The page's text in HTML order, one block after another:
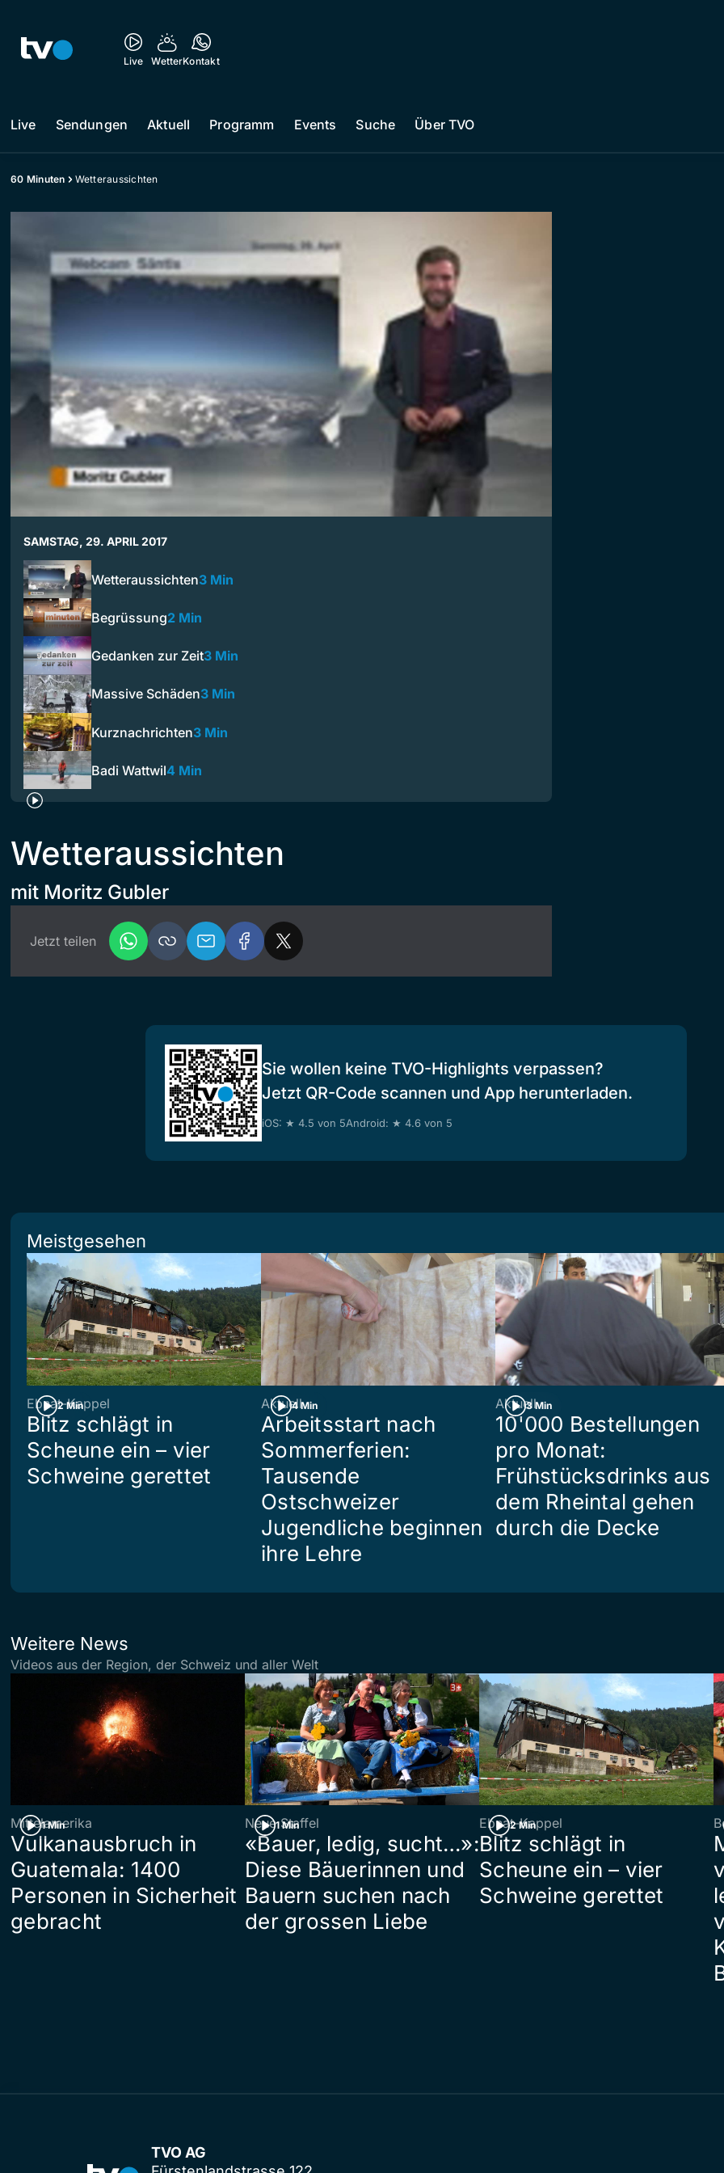
Live WetterKontakt
Live Sendungen Aktuell Programm Events Suche Über TVO
60 Minuten Wetteraussichten
SAMSTAG, 29. APRIL 2017
Wetteraussichten3 Min
Begrüssung2 Min
Gedanken zur Zeit3 Min
Massive Schäden3 Min
Kurznachrichten3 Min
Badi Wattwil4 Min
Wetteraussichten
mit Moritz Gubler
Jetzt teilen
Sie wollen keine TVO-Highlights verpassen?
Jetzt QR-Code scannen und App herunterladen.
iOS: ★ 4.5 von 5Android: ★ 4.6 von 5
Meistgesehen
2 Min
Ebnat-Kappel
Blitz schlägt in
Scheune ein – vier
Schweine gerettet
4 Min
Aktuell
Arbeitsstart nach
Sommerferien:
Tausende
Ostschweizer
Jugendliche beginnen
ihre Lehre
3 Min
Aktuell
10'000 Bestellungen
pro Monat:
Frühstücksdrinks aus
dem Rheintal gehen
durch die Decke
Weitere News
Videos aus der Region, der Schweiz und aller Welt
1 Min
Mittelamerika
Vulkanausbruch in
Guatemala: 1400
Personen in Sicherheit
gebracht
1 Min
Neue Staffel
«Bauer, ledig, sucht…»:
Diese Bäuerinnen und
Bauern suchen nach
der grossen Liebe
2 Min
Ebnat-Kappel
Blitz schlägt in
Scheune ein – vier
Schweine gerettet
TVO AG